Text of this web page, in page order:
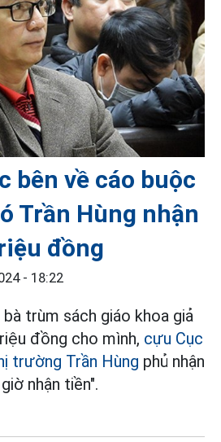
bên về cáo buộc
Trần Hùng nhận
đồng
- 18:22
trùm sách giáo khoa giả
đồng cho mình, cựu Cục
trường Trần Hùng phủ nhận
nhận tiền".